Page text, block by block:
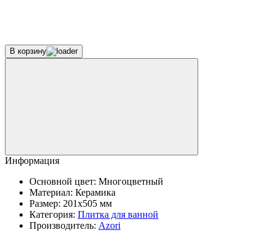
В корзину
Информация
Основной цвет: Многоцветный
Материал: Керамика
Размер: 201x505 мм
Категория: Плитка для ванной
Производитель: Azori